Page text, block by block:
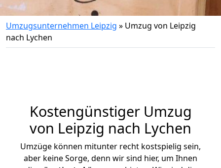
Umzugsunternehmen Leipzig » Umzug von Leipzig
nach Lychen
Kostengünstiger Umzug
von Leipzig nach Lychen
Umzüge können mitunter recht kostspielig sein,
aber keine Sorge, denn wir sind hier, um Ihnen